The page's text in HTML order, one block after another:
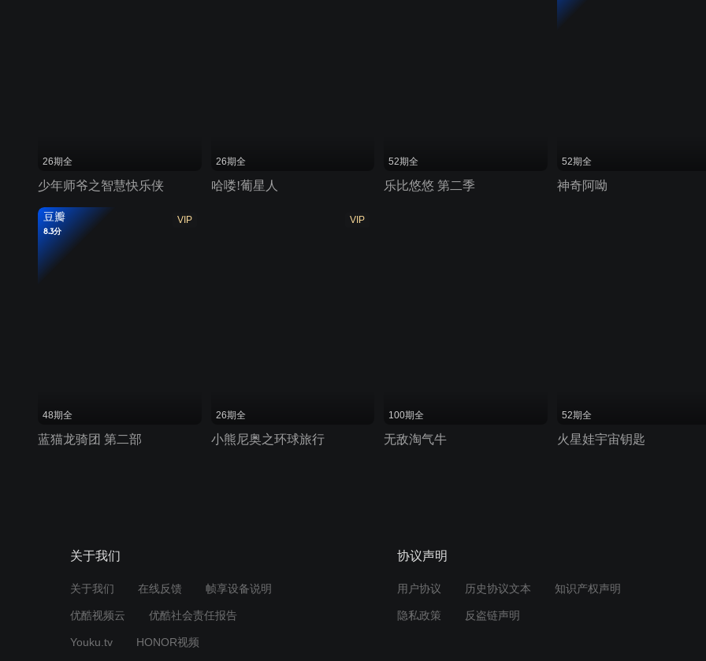
26期全
少年师爷之智慧快乐侠
26期全
哈喽!葡星人
52期全
乐比悠悠 第二季
52期全
神奇阿呦
VIP
豆瓣
8.3分
48期全
蓝猫龙骑团 第二部
VIP
26期全
小熊尼奥之环球旅行
100期全
无敌淘气牛
52期全
火星娃宇宙钥匙
关于我们
关于我们 在线反馈 帧享设备说明
优酷视频云 优酷社会责任报告
Youku.tv HONOR视频
协议声明
用户协议 历史协议文本 知识产权声明
隐私政策 反盗链声明